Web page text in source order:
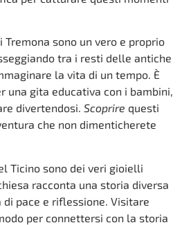
Tremona sono un vero e proprio
tra i resti delle antiche
la vita di un tempo. È
una gita educativa con i bambini,
divertendosi. Scoprire questi
che non dimenticherete
Ticino sono dei veri gioielli
racconta una storia diversa
di pace e riflessione. Visitare
per connettersi con la storia